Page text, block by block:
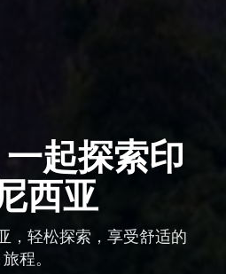
一起探索印
西亚
，轻松探索，享受舒适的
旅程。